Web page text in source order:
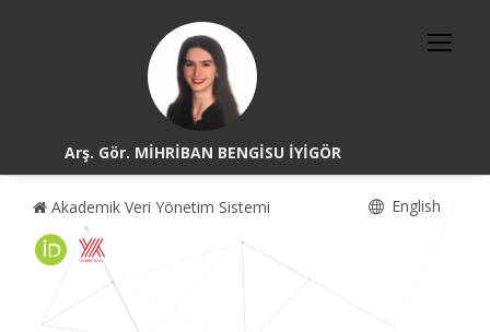
Arş. Gör. MİHRİBAN BENGİSU İYİGÖR
Akademik Veri Yönetim Sistemi English